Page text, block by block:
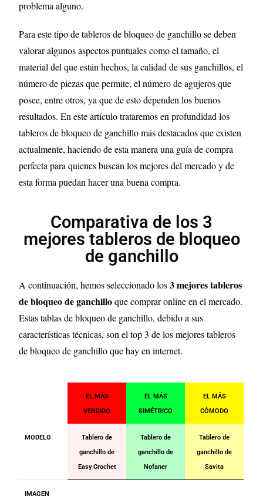
problema alguno.
Para este tipo de tableros de bloqueo de ganchillo se deben
valorar algunos aspectos puntuales como el tamaño, el
material del que están hechos, la calidad de sus ganchillos, el
número de piezas que permite, el número de agujeros que
posee, entre otros, ya que de esto dependen los buenos
resultados. En este artículo trataremos en profundidad los
tableros de bloqueo de ganchillo más destacados que existen
actualmente, haciendo de esta manera una guía de compra
perfecta para quienes buscan los mejores del mercado y de
esta forma puedan hacer una buena compra.
Comparativa de los 3
mejores tableros de bloqueo
de ganchillo
A continuación, hemos seleccionado los3mejores tableros
de bloqueo de ganchilloque comprar online en el mercado.
Estas tablas de bloqueo de ganchillo, debido a sus
características técnicas, son el top 3 de los mejores tableros
de bloqueo de ganchillo que hay en internet.
EL MÁS
VENDIDO
EL MÁS
SIMÉTRICO
EL MÁS
CÓMODO
MODELO
Tablero de
ganchillo de
Easy Crochet
Tablero de
ganchillo de
Nofaner
Tablero de
ganchillo de
Savita
IMAGEN